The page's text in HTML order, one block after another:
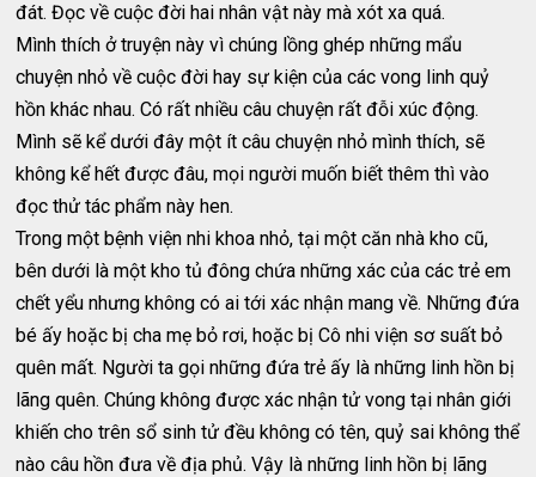
đát. Đọc về cuộc đời hai nhân vật này mà xót xa quá.
Mình thích ở truyện này vì chúng lồng ghép những mẩu
chuyện nhỏ về cuộc đời hay sự kiện của các vong linh quỷ
hồn khác nhau. Có rất nhiều câu chuyện rất đỗi xúc động.
Mình sẽ kể dưới đây một ít câu chuyện nhỏ mình thích, sẽ
không kể hết được đâu, mọi người muốn biết thêm thì vào
đọc thử tác phẩm này hen.
Trong một bệnh viện nhi khoa nhỏ, tại một căn nhà kho cũ,
bên dưới là một kho tủ đông chứa những xác của các trẻ em
chết yểu nhưng không có ai tới xác nhận mang về. Những đứa
bé ấy hoặc bị cha mẹ bỏ rơi, hoặc bị Cô nhi viện sơ suất bỏ
quên mất. Người ta gọi những đứa trẻ ấy là những linh hồn bị
lãng quên. Chúng không được xác nhận tử vong tại nhân giới
khiến cho trên sổ sinh tử đều không có tên, quỷ sai không thể
nào câu hồn đưa về địa phủ. Vậy là những linh hồn bị lãng